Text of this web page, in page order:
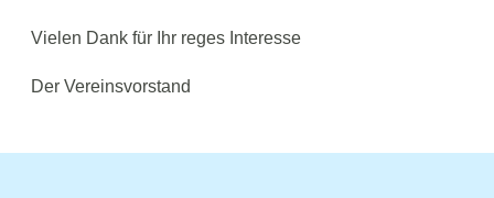
Vielen Dank für Ihr reges Interesse
Der Vereinsvorstand